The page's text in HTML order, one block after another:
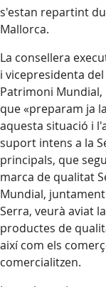
s'estan repartint
Mallorca.
La consellera
i vicepresidenta
Patrimoni Mundial,
que «preparam ja
aquesta situació i
suport intens a la
principals, que
marca de qualitat
Mundial,
Serra, veurà aviat
productes de
així com els
comercialitzen.